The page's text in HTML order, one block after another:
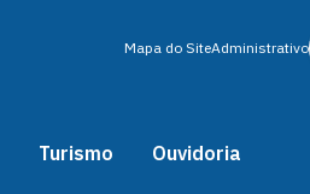
Mapa do SiteAdministrativo
Turismo Ouvidoria